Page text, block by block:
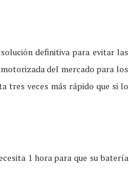
definitiva para evitar las
del mercado para los
tres veces más rápido que si lo
1 hora para que su batería